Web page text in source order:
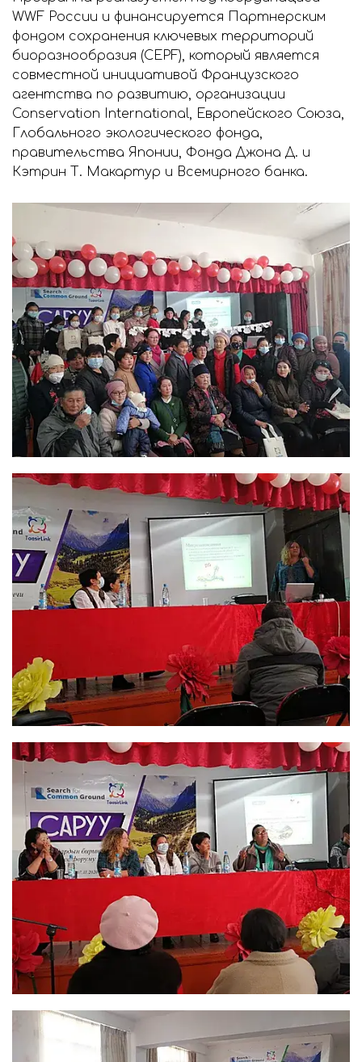
WWF России и финансируется Партнерским
фондом сохранения ключевых территорий
биоразнообразия (CEPF), который является
совместной инициативой Французского
агентства по развитию, организации
Conservation International, Европейского Союза,
Глобального экологического фонда,
правительства Японии, Фонда Джона Д. и
Кэтрин Т. Макартур и Всемирного банка.